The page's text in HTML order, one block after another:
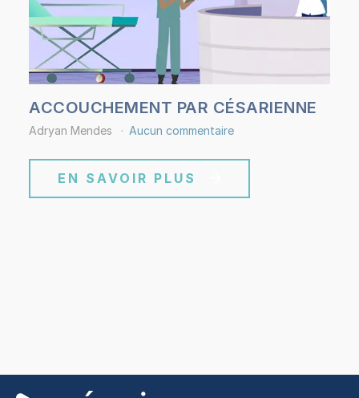
ACCOUCHEMENT PAR CÉSARIENNE
Adryan Mendes Aucun commentaire
EN SAVOIR PLUS